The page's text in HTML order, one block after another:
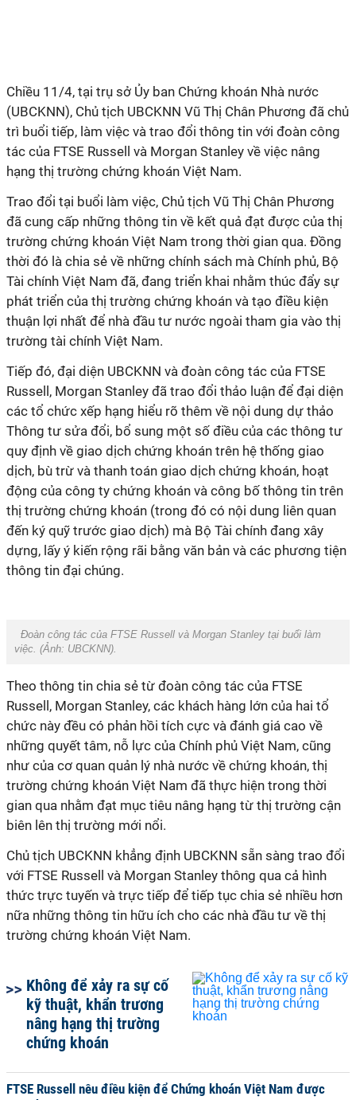
Chiều 11/4, tại trụ sở Ủy ban Chứng khoán Nhà nước
(UBCKNN), Chủ tịch UBCKNN Vũ Thị Chân Phương đã chủ
trì buổi tiếp, làm việc và trao đổi thông tin với đoàn công
tác của FTSE Russell và Morgan Stanley về việc nâng
hạng thị trường chứng khoán Việt Nam.
Trao đổi tại buổi làm việc, Chủ tịch Vũ Thị Chân Phương
đã cung cấp những thông tin về kết quả đạt được của thị
trường chứng khoán Việt Nam trong thời gian qua. Đồng
thời đó là chia sẻ về những chính sách mà Chính phủ, Bộ
Tài chính Việt Nam đã, đang triển khai nhằm thúc đẩy sự
phát triển của thị trường chứng khoán và tạo điều kiện
thuận lợi nhất để nhà đầu tư nước ngoài tham gia vào thị
trường tài chính Việt Nam.
Tiếp đó, đại diện UBCKNN và đoàn công tác của FTSE
Russell, Morgan Stanley đã trao đổi thảo luận để đại diện
các tổ chức xếp hạng hiểu rõ thêm về nội dung dự thảo
Thông tư sửa đổi, bổ sung một số điều của các thông tư
quy định về giao dịch chứng khoán trên hệ thống giao
dịch, bù trừ và thanh toán giao dịch chứng khoán, hoạt
động của công ty chứng khoán và công bố thông tin trên
thị trường chứng khoán (trong đó có nội dung liên quan
đến ký quỹ trước giao dịch) mà Bộ Tài chính đang xây
dựng, lấy ý kiến rộng rãi bằng văn bản và các phương tiện
thông tin đại chúng.
Đoàn công tác của FTSE Russell và Morgan Stanley tại buổi làm
việc. (Ảnh: UBCKNN).
Theo thông tin chia sẻ từ đoàn công tác của FTSE
Russell, Morgan Stanley, các khách hàng lớn của hai tổ
chức này đều có phản hồi tích cực và đánh giá cao về
những quyết tâm, nỗ lực của Chính phủ Việt Nam, cũng
như của cơ quan quản lý nhà nước về chứng khoán, thị
trường chứng khoán Việt Nam đã thực hiện trong thời
gian qua nhằm đạt mục tiêu nâng hạng từ thị trường cận
biên lên thị trường mới nổi.
Chủ tịch UBCKNN khẳng định UBCKNN sẵn sàng trao đổi
với FTSE Russell và Morgan Stanley thông qua cả hình
thức trực tuyến và trực tiếp để tiếp tục chia sẻ nhiều hơn
nữa những thông tin hữu ích cho các nhà đầu tư về thị
trường chứng khoán Việt Nam.
Không để xảy ra sự cố
kỹ thuật, khẩn trương
nâng hạng thị trường
chứng khoán
FTSE Russell nêu điều kiện để Chứng khoán Việt Nam được